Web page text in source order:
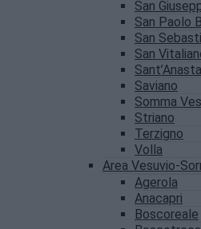
San
San Paolo
San
San
Saviano
Somma
Striano
Terzigno
Volla
Area Vesuvio-
Agerola
Anacapri
Boscoreale